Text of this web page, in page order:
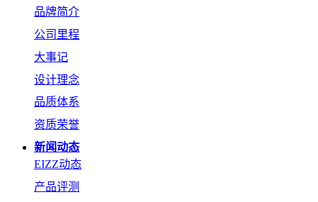
品牌简介
公司里程
大事记
设计理念
品质体系
资质荣誉
新闻动态
EIZZ动态
产品评测